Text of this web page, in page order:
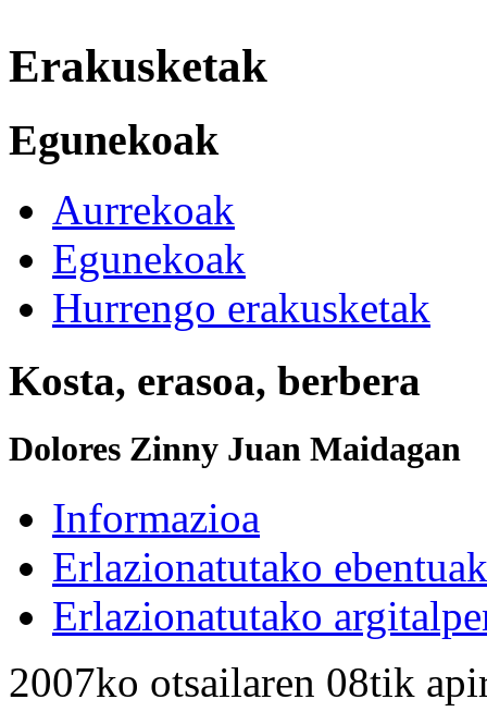
Erakusketak
Egunekoak
Aurrekoak
Egunekoak
Hurrengo erakusketak
Kosta, erasoa, berbera
Dolores Zinny Juan Maidagan
Informazioa
Erlazionatutako ebentuak
Erlazionatutako
2007ko otsailaren 08tik